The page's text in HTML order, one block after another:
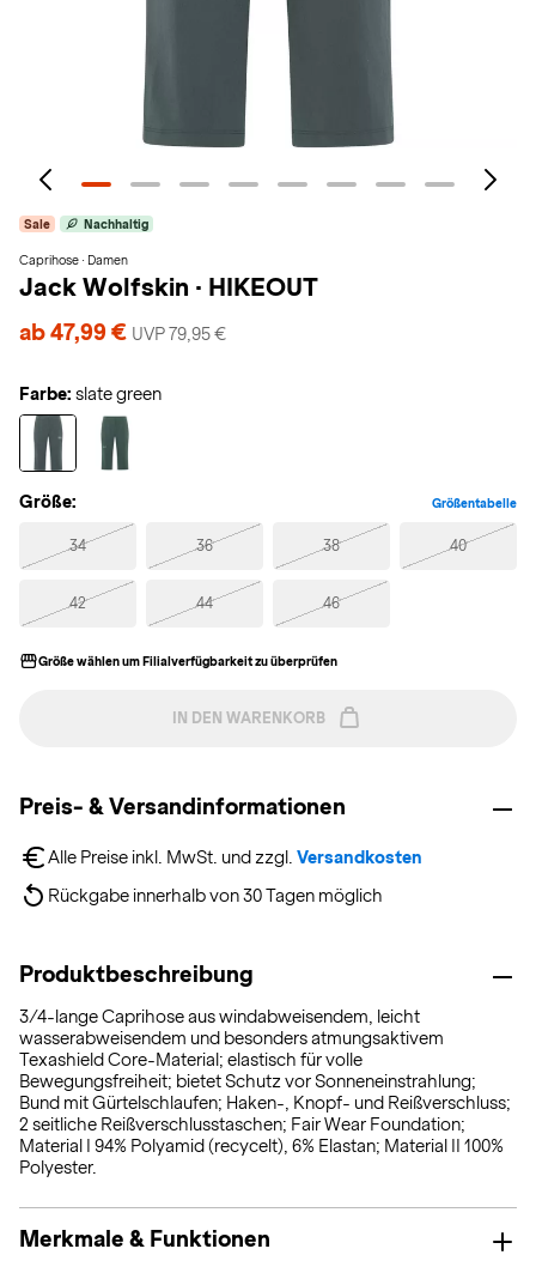
Sale Nachhaltig
Caprihose · Damen
Jack Wolfskin · HIKEOUT
ab 47,99 € UVP 79,95 €
Farbe: slate green
Größe: Größentabelle
34 36 38 40
42 44 46
Größe wählen um Filialverfügbarkeit zu überprüfen
IN DEN WARENKORB
Preis- & Versandinformationen
Alle Preise inkl. MwSt. und zzgl. Versandkosten
Rückgabe innerhalb von 30 Tagen möglich
Produktbeschreibung
3/4-lange Caprihose aus windabweisendem, leicht
wasserabweisendem und besonders atmungsaktivem
Texashield Core-Material; elastisch für volle
Bewegungsfreiheit; bietet Schutz vor Sonneneinstrahlung;
Bund mit Gürtelschlaufen; Haken-, Knopf- und Reißverschluss;
2 seitliche Reißverschlusstaschen; Fair Wear Foundation;
Material I 94% Polyamid (recycelt), 6% Elastan; Material II 100%
Polyester.
Merkmale & Funktionen